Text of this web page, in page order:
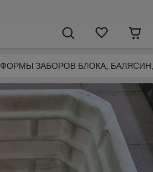
ФОРМЫ ЗАБОРОВ БЛОКА,